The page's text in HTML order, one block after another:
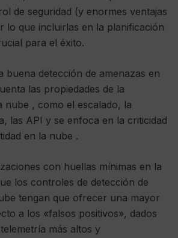
de seguridad (y enormes ventajas
lo que incluirlas en la planificación
para el éxito.
buena detección de amenazas en
las propiedades de la
nube , como el escalado, la
las API y se enfoca en la criticidad
en la nube .
con huellas mínimas en la
los controles de detección de
tengan que ofrecer una mayor
a los «falsos positivos», dados
más altos y